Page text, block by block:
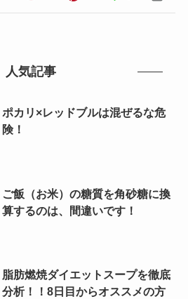
人気記事
ポカリ×レッドブルは混ぜるな危
険！
ご飯（お米）の糖質を角砂糖に換
算するのは、間違いです！
脂肪燃焼ダイエットスープを徹底
分析！！8日目からオススメの方